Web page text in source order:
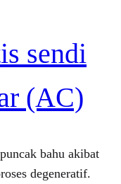
sendi
(AC)
bahu akibat
degeneratif.